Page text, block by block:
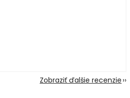
Zobraziť ďalšie recenzie